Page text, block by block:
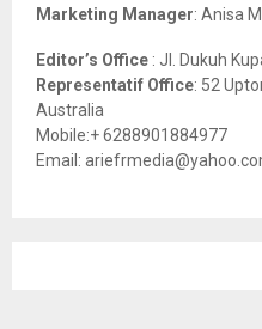
Marketing Manager: Anisa
Editor’s Office : Jl. Dukuh
Representatif Office: 52
Australia
Mobile:+ 6288901884977
Email: